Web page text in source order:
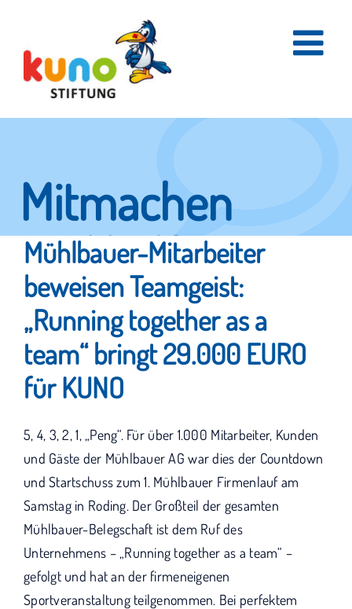
content
Mitmachen
und helfen.
Hier erfahren Sie, wie fleißige Helfer
KUNO bisher unterstützt haben.
Mühlbauer-Mitarbeiter
beweisen Teamgeist:
„Running together as a
team“ bringt 29.000 EURO
für KUNO
5, 4, 3, 2, 1, „Peng“. Für über 1.000 Mitarbeiter, Kunden
und Gäste der Mühlbauer AG war dies der Countdown
und Startschuss zum 1. Mühlbauer Firmenlauf am
Samstag in Roding. Der Großteil der gesamten
Mühlbauer-Belegschaft ist dem Ruf des
Unternehmens – „Running together as a team“ –
gefolgt und hat an der firmeneigenen
Sportveranstaltung teilgenommen. Bei perfektem